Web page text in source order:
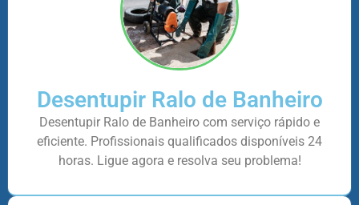
Desentupir Ralo de Banheiro
Desentupir Ralo de Banheiro com serviço rápido e
eficiente. Profissionais qualificados disponíveis 24
horas. Ligue agora e resolva seu problema!